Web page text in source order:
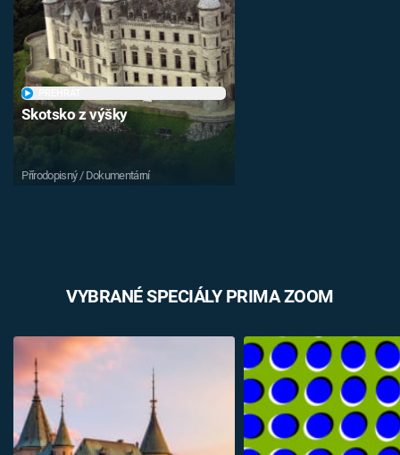
Skotsko z výšky
Přírodopisný / Dokumentární
VYBRANÉ SPECIÁLY PRIMA ZOOM